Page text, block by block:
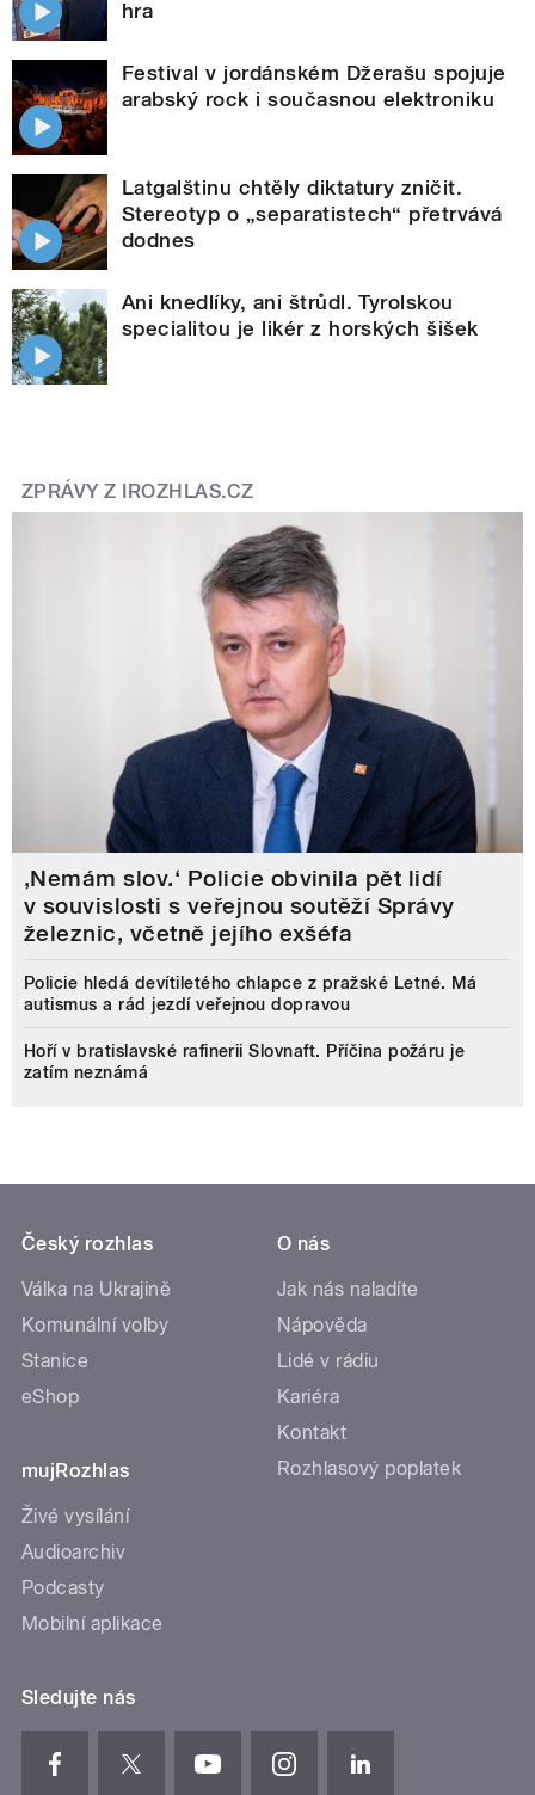
hra
Festival v jordánském Džerašu spojuje
arabský rock i současnou elektroniku
Latgalštinu chtěly diktatury zničit.
Stereotyp o „separatistech“ přetrvává
dodnes
Ani knedlíky, ani štrůdl. Tyrolskou
specialitou je likér z horských šišek
ZPRÁVY Z IROZHLAS.CZ
‚Nemám slov.‘ Policie obvinila pět lidí
v souvislosti s veřejnou soutěží Správy
železnic, včetně jejího exšéfa
Policie hledá devítiletého chlapce z pražské Letné. Má
autismus a rád jezdí veřejnou dopravou
Hoří v bratislavské rafinerii Slovnaft. Příčina požáru je
zatím neznámá
Český rozhlas
Válka na Ukrajině
Komunální volby
Stanice
eShop
mujRozhlas
Živé vysílání
Audioarchiv
Podcasty
Mobilní aplikace
O nás
Jak nás naladíte
Nápověda
Lidé v rádiu
Kariéra
Kontakt
Rozhlasový poplatek
Sledujte nás